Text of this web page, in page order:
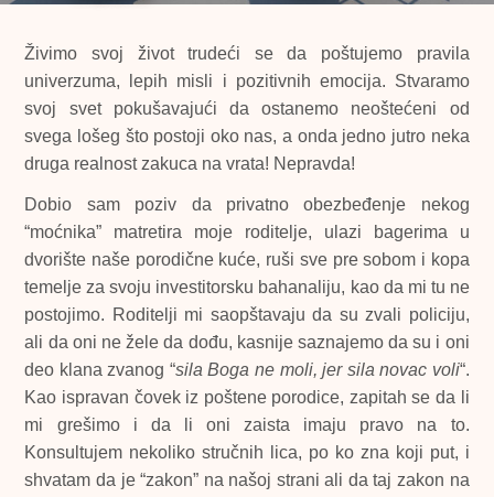
Živimo svoj život trudeći se da poštujemo pravila
univerzuma, lepih misli i pozitivnih emocija. Stvaramo
svoj svet pokušavajući da ostanemo neoštećeni od
svega lošeg što postoji oko nas, a onda jedno jutro neka
druga realnost zakuca na vrata! Nepravda!
Dobio sam poziv da privatno obezbeđenje nekog
“moćnika” matretira moje roditelje, ulazi bagerima u
dvorište naše porodične kuće, ruši sve pre sobom i kopa
temelje za svoju investitorsku bahanaliju, kao da mi tu ne
postojimo. Roditelji mi saopštavaju da su zvali policiju,
ali da oni ne žele da dođu, kasnije saznajemo da su i oni
deo klana zvanog “sila Boga ne moli, jer sila novac voli“.
Kao ispravan čovek iz poštene porodice, zapitah se da li
mi grešimo i da li oni zaista imaju pravo na to.
Konsultujem nekoliko stručnih lica, po ko zna koji put, i
shvatam da je “zakon” na našoj strani ali da taj zakon na